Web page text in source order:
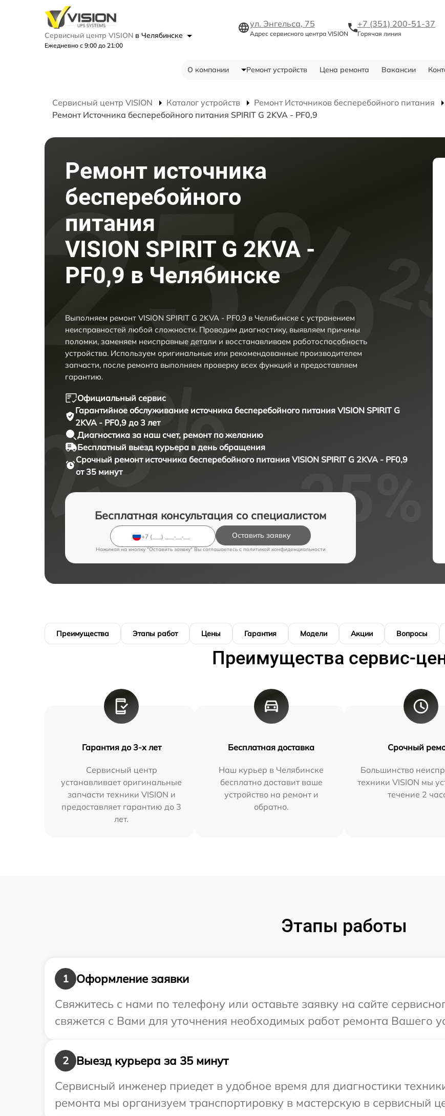
Сервисный центр VISION в Челябинске
Ежедневно с 9:00 до 21:00
ул. Энгельса, 75
Адрес сервисного центра VISION
+7 (351) 200-51-37
Горячая линия
О компании Ремонт устройств Цена ремонта Вакансии
Сервисный центр VISION Каталог устройств
Ремонт Источников бесперебойного питания
Ремонт Источника бесперебойного питания SPIRIT G 2KVA - PF0,9
Ремонт источника
бесперебойного
питания
VISION SPIRIT G 2KVA -
PF0,9 в Челябинске
Выполняем ремонт VISION SPIRIT G 2KVA - PF0,9 в Челябинске с устранением
неисправностей любой сложности. Проводим диагностику, выявляем причины
поломки, заменяем неисправные детали и восстанавливаем работоспособность
устройства. Используем оригинальные или рекомендованные производителем
запчасти, после ремонта выполняем проверку всех функций и предоставляем
гарантию.
Официальный сервис
Гарантийное обслуживание источника бесперебойного питания VISION SPIRIT G
2KVA - PF0,9 до 3 лет
Диагностика за наш счет, ремонт по желанию
Бесплатный выезд курьера в день обращения
Срочный ремонт источника бесперебойного питания VISION SPIRIT G 2KVA - PF0,9
от 35 минут
Бесплатная консультация со специалистом
Оставить заявку
Нажимая на кнопку "Оставить заявку" Вы соглашаетесь c политикой конфиденциальности
Преимущества Этапы работ Цены Гарантия Модели Акции Вопросы
Преимущества сервис-
Гарантия до 3-х лет
Сервисный центр
устанавливает оригинальные
запчасти техники VISION и
предоставляет гарантию до 3
лет.
Бесплатная доставка
Наш курьер в Челябинске
бесплатно доставит ваше
устройство на ремонт и
обратно.
Срочный
Большинство
техники VISION мы
течение 2
Этапы работы
1
Оформление заявки
Свяжитесь с нами по телефону или оставьте заявку на сайте
свяжется с Вами для уточнения необходимых работ ремонта Вашего
2
Выезд курьера за 35 минут
Сервисный инженер приедет в удобное время для диагностики
ремонта мы организуем транспортировку в мастерскую в сервисный